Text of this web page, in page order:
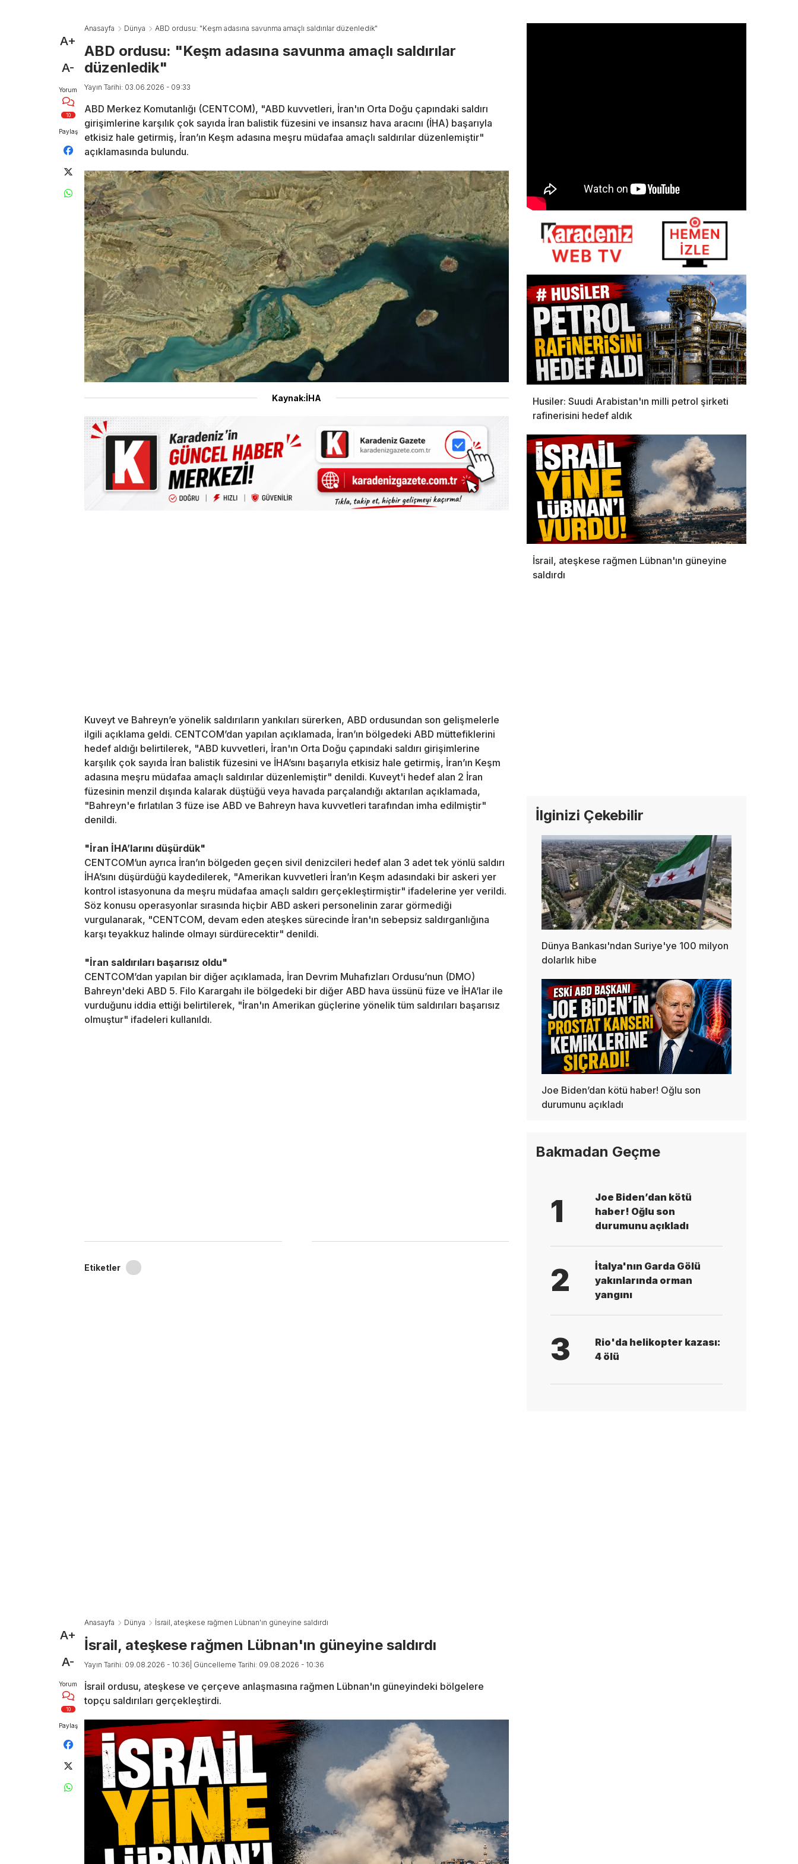
A+
A-
Yorum
10
Paylaş
Anasayfa Dünya ABD ordusu: "Keşm adasına savunma amaçlı saldırılar düzenledik"
ABD ordusu: "Keşm adasına savunma amaçlı saldırılar
düzenledik"
Yayın Tarihi: 03.06.2026 - 09:33
ABD Merkez Komutanlığı (CENTCOM), "ABD kuvvetleri, İran'ın Orta Doğu çapındaki saldırı
girişimlerine karşılık çok sayıda İran balistik füzesini ve insansız hava aracını (İHA) başarıyla
etkisiz hale getirmiş, İran’ın Keşm adasına meşru müdafaa amaçlı saldırılar düzenlemiştir"
açıklamasında bulundu.
Kaynak:İHA
Kuveyt ve Bahreyn’e yönelik saldırıların yankıları sürerken, ABD ordusundan son gelişmelerle
ilgili açıklama geldi. CENTCOM’dan yapılan açıklamada, İran’ın bölgedeki ABD müttefiklerini
hedef aldığı belirtilerek, "ABD kuvvetleri, İran'ın Orta Doğu çapındaki saldırı girişimlerine
karşılık çok sayıda İran balistik füzesini ve İHA’sını başarıyla etkisiz hale getirmiş, İran’ın Keşm
adasına meşru müdafaa amaçlı saldırılar düzenlemiştir" denildi. Kuveyt'i hedef alan 2 İran
füzesinin menzil dışında kalarak düştüğü veya havada parçalandığı aktarılan açıklamada,
"Bahreyn'e fırlatılan 3 füze ise ABD ve Bahreyn hava kuvvetleri tarafından imha edilmiştir"
denildi.
"İran İHA’larını düşürdük"
CENTCOM’un ayrıca İran’ın bölgeden geçen sivil denizcileri hedef alan 3 adet tek yönlü saldırı
İHA’sını düşürdüğü kaydedilerek, "Amerikan kuvvetleri İran’ın Keşm adasındaki bir askeri yer
kontrol istasyonuna da meşru müdafaa amaçlı saldırı gerçekleştirmiştir" ifadelerine yer verildi.
Söz konusu operasyonlar sırasında hiçbir ABD askeri personelinin zarar görmediği
vurgulanarak, "CENTCOM, devam eden ateşkes sürecinde İran'ın sebepsiz saldırganlığına
karşı teyakkuz halinde olmayı sürdürecektir" denildi.
"İran saldırıları başarısız oldu"
CENTCOM’dan yapılan bir diğer açıklamada, İran Devrim Muhafızları Ordusu’nun (DMO)
Bahreyn'deki ABD 5. Filo Karargahı ile bölgedeki bir diğer ABD hava üssünü füze ve İHA’lar ile
vurduğunu iddia ettiği belirtilerek, "İran'ın Amerikan güçlerine yönelik tüm saldırıları başarısız
olmuştur" ifadeleri kullanıldı.
Etiketler
A+
A-
Yorum
10
Paylaş
Anasayfa Dünya İsrail, ateşkese rağmen Lübnan'ın güneyine saldırdı
İsrail, ateşkese rağmen Lübnan'ın güneyine saldırdı
Yayın Tarihi: 09.08.2026 - 10:36 | Güncelleme Tarihi: 09.08.2026 - 10:36
İsrail ordusu, ateşkese ve çerçeve anlaşmasına rağmen Lübnan'ın güneyindeki bölgelere
topçu saldırıları gerçekleştirdi.
Husiler: Suudi Arabistan'ın milli petrol şirketi
rafinerisini hedef aldık
İsrail, ateşkese rağmen Lübnan'ın güneyine
saldırdı
İlginizi Çekebilir
Dünya Bankası'ndan Suriye'ye 100 milyon
dolarlık hibe
Joe Biden’dan kötü haber! Oğlu son
durumunu açıkladı
Bakmadan Geçme
1
Joe Biden’dan kötü
haber! Oğlu son
durumunu açıkladı
2
İtalya'nın Garda Gölü
yakınlarında orman
yangını
3
Rio'da helikopter kazası:
4 ölü